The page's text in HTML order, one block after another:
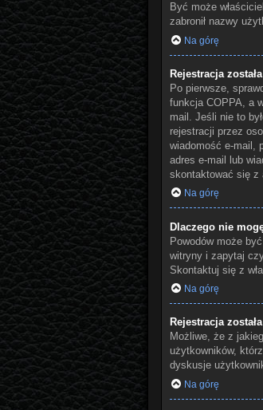
Być może
zabronił nazwy
Na górę
Rejestracja
Po pierwsze,
funkcja COPPA, a
mail. Jeśli nie to
rejestracji przez
wiadomość e-mail,
adres e-mail lub
skontaktować się z
Na górę
Dlaczego nie
Powodów może
witryny i zapytaj
Skontaktuj się z
Na górę
Rejestracja
Możliwe, że z
użytkowników,
dyskusje
Na górę